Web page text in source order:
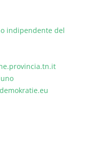
indipendente del